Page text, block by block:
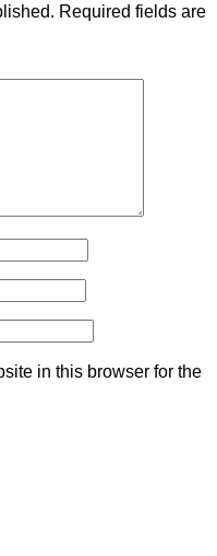
Required fields are
in this browser for the